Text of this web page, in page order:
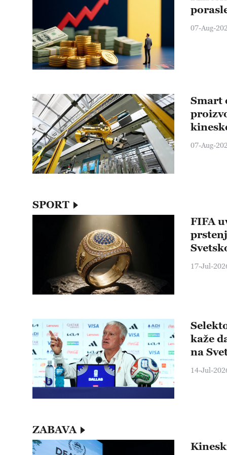
07-Aug-
Smart
godine
07-Aug-
SPORT
FIFA
17-Jul-
kaže
na
14-Jul-
ZABAVA